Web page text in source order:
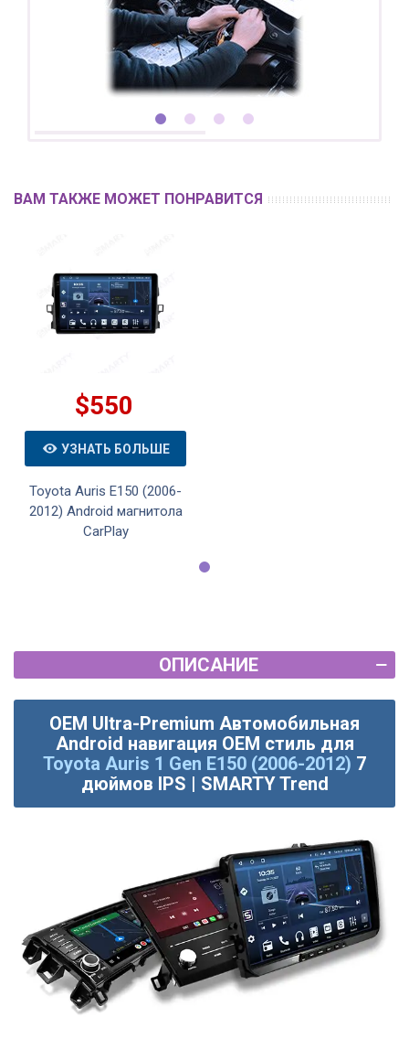
ВАМ ТАКЖЕ МОЖЕТ ПОНРАВИТСЯ
$550
УЗНАТЬ БОЛЬШЕ
Toyota Auris E150 (2006-
2012) Android магнитола
CarPlay
ОПИСАНИЕ
OEM Ultra-Premium Автомобильная
Android навигация OEM стиль для
Toyota Auris 1 Gen E150 (2006-2012) 7
дюймов IPS | SMARTY Trend